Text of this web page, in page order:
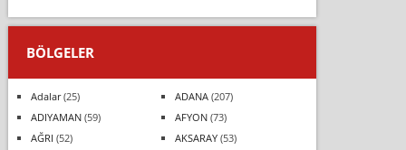
BÖLGELER
Adalar(25) ADANA(207)
ADIYAMAN(59) AFYON(73)
AĞRI (52) AKSARAY(53)